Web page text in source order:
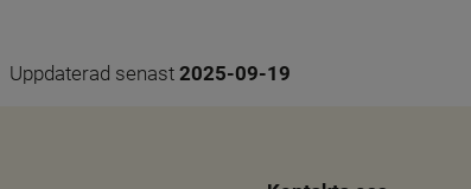
Uppdaterad senast 2025-09-19